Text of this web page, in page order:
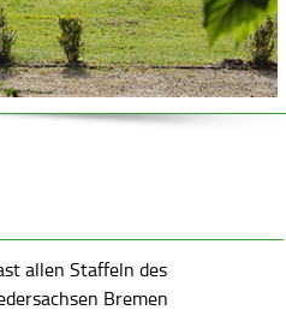
allen Staffeln des
Bremen